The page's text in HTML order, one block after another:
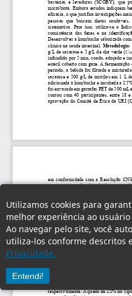
Utilizamos cookies para
melhor experiência ao
Ao navegar pelo site, você
utiliza-los conforme descritos
Privacidade.
Entendi!